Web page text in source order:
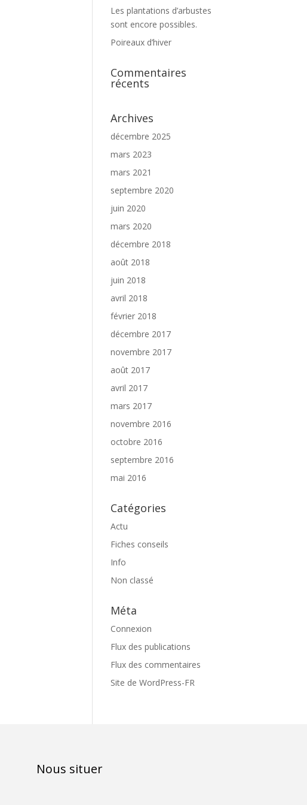
Les plantations d’arbustes
sont encore possibles.
Poireaux d’hiver
Commentaires
récents
Archives
décembre 2025
mars 2023
mars 2021
septembre 2020
juin 2020
mars 2020
décembre 2018
août 2018
juin 2018
avril 2018
février 2018
décembre 2017
novembre 2017
août 2017
avril 2017
mars 2017
novembre 2016
octobre 2016
septembre 2016
mai 2016
Catégories
Actu
Fiches conseils
Info
Non classé
Méta
Connexion
Flux des publications
Flux des commentaires
Site de WordPress-FR
Nous situer